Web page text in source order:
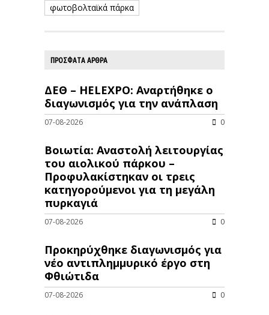
φωτοβολταϊκά πάρκα
ΠΡΟΣΦΑΤΑ ΑΡΘΡΑ
ΔΕΘ – HELEXPO: Αναρτήθηκε ο
διαγωνισμός για την ανάπλαση
07-08-2026 0
Βοιωτία: Αναστολή λειτουργίας
του αιολικού πάρκου –
Προφυλακίστηκαν οι τρεις
κατηγορούμενοι για τη μεγάλη
πυρκαγιά
07-08-2026 0
Προκηρύχθηκε διαγωνισμός για
νέo αντιπλημμυρικό έργο στη
Φθιώτιδα
07-08-2026 0